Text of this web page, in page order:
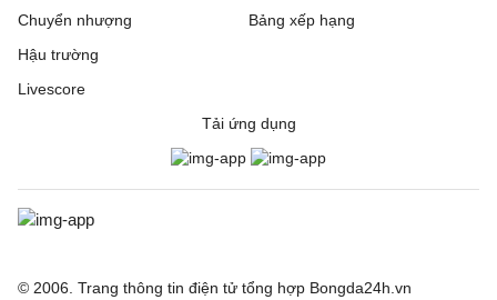
Chuyển nhượng
Hậu trường
Livescore
Bảng xếp hạng
Tải ứng dụng
© 2006. Trang thông tin điện tử tổng hợp Bongda24h.vn